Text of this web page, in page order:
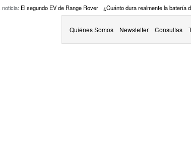
noticia: El segundo EV de Range Rover ¿Cuánto dura realmente la batería
Quiénes Somos Newsletter Consultas